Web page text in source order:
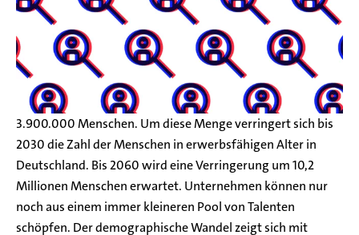
3.900.000 Menschen. Um diese Menge verringert sich bis
2030 die Zahl der Menschen in erwerbsfähigen Alter in
Deutschland. Bis 2060 wird eine Verringerung um 10,2
Millionen Menschen erwartet. Unternehmen können nur
noch aus einem immer kleineren Pool von Talenten
schöpfen. Der demographische Wandel zeigt sich mit